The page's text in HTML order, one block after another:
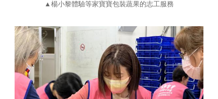
▲楊小黎體驗等家寶寶包裝蔬果的志工服務